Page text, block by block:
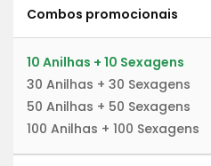
Combos promocionais
10 Anilhas + 10 Sexagens
30 Anilhas + 30 Sexagens
50 Anilhas + 50 Sexagens
100 Anilhas + 100 Sexagens